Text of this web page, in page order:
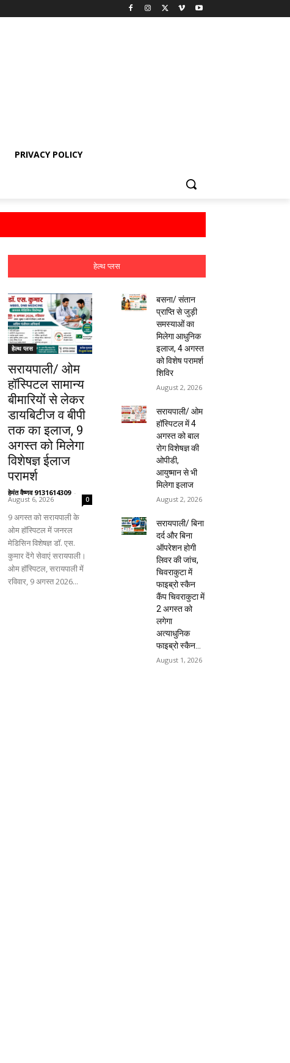
PRIVACY POLICY
हेल्थ प्लस
हेल्थ प्लस
सरायपाली/ ओम
हॉस्पिटल सामान्य
बीमारियों से लेकर
डायबिटीज व बीपी
तक का इलाज, 9
अगस्त को मिलेगा
विशेषज्ञ ईलाज
परामर्श
हेमंत वैष्णव 9131614309 -
August 6, 2026 0
9 अगस्त को सरायपाली के
ओम हॉस्पिटल में जनरल
मेडिसिन विशेषज्ञ डॉ. एस.
कुमार देंगे सेवाएं सरायपाली।
ओम हॉस्पिटल, सरायपाली में
रविवार, 9 अगस्त 2026...
बसना/ संतान
प्राप्ति से जुड़ी
समस्याओं का
मिलेगा आधुनिक
इलाज, 4 अगस्त
को विशेष परामर्श
शिविर
August 2, 2026
सरायपाली/ ओम
हॉस्पिटल में 4
अगस्त को बाल
रोग विशेषज्ञ की
ओपीडी,
आयुष्मान से भी
मिलेगा इलाज
August 2, 2026
सरायपाली/ बिना
दर्द और बिना
ऑपरेशन होगी
लिवर की जांच,
चिवराकुटा में
फाइब्रो स्कैन
कैंप चिवराकुटा में
2 अगस्त को
लगेगा
अत्याधुनिक
फाइब्रो स्कैन...
August 1, 2026